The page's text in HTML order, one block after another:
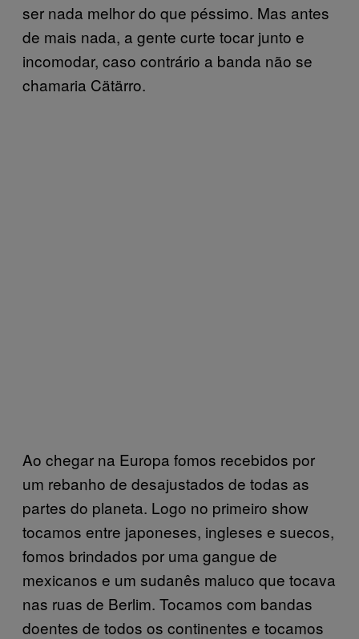
ser nada melhor do que péssimo. Mas antes
de mais nada, a gente curte tocar junto e
incomodar, caso contrário a banda não se
chamaria Cätärro.
Ao chegar na Europa fomos recebidos por
um rebanho de desajustados de todas as
partes do planeta. Logo no primeiro show
tocamos entre japoneses, ingleses e suecos,
fomos brindados por uma gangue de
mexicanos e um sudanês maluco que tocava
nas ruas de Berlim. Tocamos com bandas
doentes de todos os continentes e tocamos